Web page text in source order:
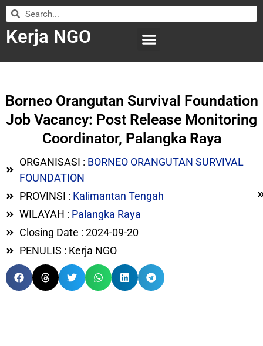
Kerja NGO
Borneo Orangutan Survival Foundation
Job Vacancy: Post Release Monitoring
Coordinator, Palangka Raya
ORGANISASI : BORNEO ORANGUTAN SURVIVAL
FOUNDATION
PROVINSI : Kalimantan Tengah
WILAYAH : Palangka Raya
Closing Date : 2024-09-20
PENULIS : Kerja NGO